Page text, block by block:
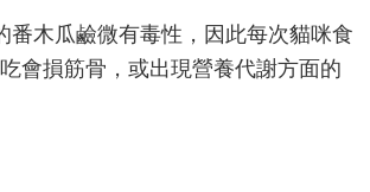
番木瓜鹼微有毒性，因此每次貓咪食
會損筋骨，或出現營養代謝方面的